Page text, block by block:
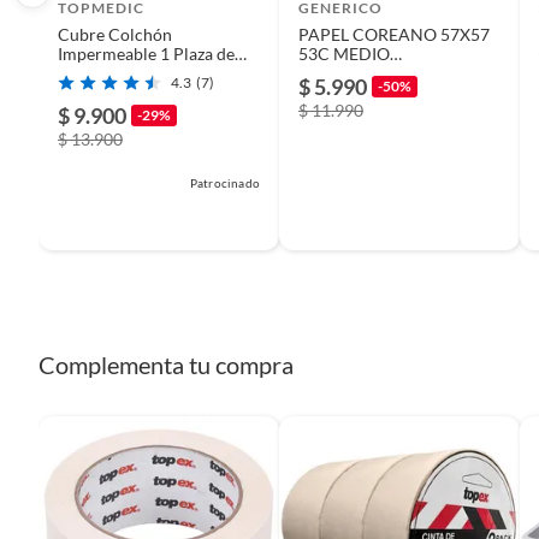
remanufacturados o con alguna deficiencia, que sean
Alimentos, bebidas, medicamentos, suplementos alimenticios,
Pinturas de un color a solicitud.
Plantas.
TOPMEDIC
Cubre Colchón
Impermeable 1 Plaza de
PVC con Elásticos
4.3 (7)
$ 9.900 -29%
$ 13.900
Patrocinado
GENERICO
PAPEL COREANO 57X57
53C MEDIO
TRANSPARENTE CELESTE
X20UNI
$ 5.990 -50%
$ 11.990
Complementa tu compra